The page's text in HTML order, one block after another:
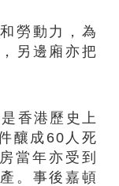
勞動力，為
另邊廂亦把
香港歷史上
釀成60人死
當年亦受到
。事後嘉頓